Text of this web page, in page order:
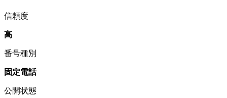
信頼度
高
番号種別
固定電話
公開状態